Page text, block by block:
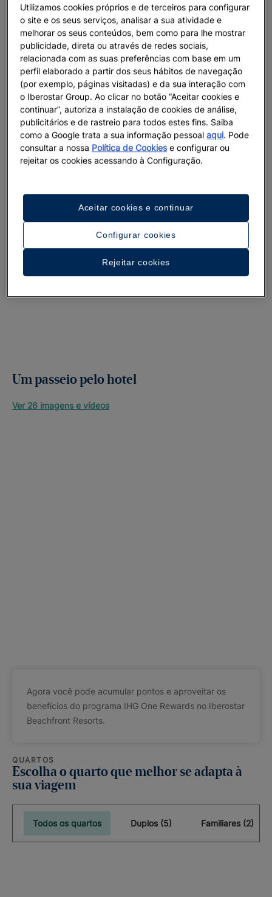
Um passeio pelo hotel
Ver 26 imagens e vídeos
Agora você pode acumular pontos e aproveitar os
benefícios do programa IHG One Rewards no Iberostar
Beachfront Resorts.
QUARTOS
Escolha o quarto que melhor se adapta à
sua viagem
Todos os quartos Duplos (5) Familiares (2)
Utilizamos cookies próprios e de terceiros para configurar
o site e os seus serviços, analisar a sua atividade e
melhorar os seus conteúdos, bem como para lhe mostrar
publicidade, direta ou através de redes sociais,
relacionada com as suas preferências com base em um
perfil elaborado a partir dos seus hábitos de navegação
(por exemplo, páginas visitadas) e da sua interação com
o Iberostar Group. Ao clicar no botão “Aceitar cookies e
continuar”, autoriza a instalação de cookies de análise,
publicitários e de rastreio para todos estes fins. Saiba
como a Google trata a sua informação pessoalaqui. Pode
consultar a nossa Política de Cookiese configurar ou
rejeitar os cookies acessando à Configuração.
Configurar cookies
Rejeitar cookies
Aceitar cookies e continuar